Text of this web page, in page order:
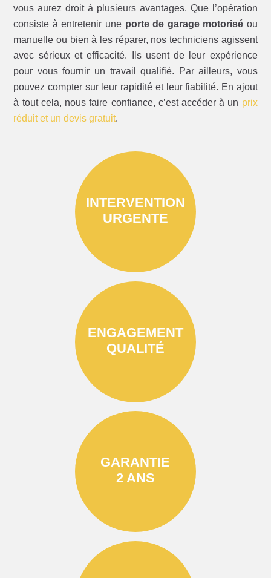
vous aurez droit à plusieurs avantages. Que l’opération
consiste à entretenir une porte de garage motorisé ou
manuelle ou bien à les réparer, nos techniciens agissent
avec sérieux et efficacité. Ils usent de leur expérience
pour vous fournir un travail qualifié. Par ailleurs, vous
pouvez compter sur leur rapidité et leur fiabilité. En ajout
à tout cela, nous faire confiance, c’est accéder à un prix
réduit et un devis gratuit.
INTERVENTION
URGENTE
ENGAGEMENT
QUALITÉ
GARANTIE
2 ANS